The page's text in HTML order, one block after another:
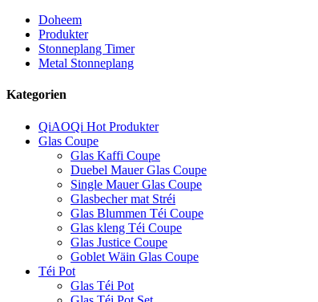
Doheem
Produkter
Stonneplang Timer
Metal Stonneplang
Kategorien
QiAOQi Hot Produkter
Glas Coupe
Glas Kaffi Coupe
Duebel Mauer Glas Coupe
Single Mauer Glas Coupe
Glasbecher mat Stréi
Glas Blummen Téi Coupe
Glas kleng Téi Coupe
Glas Justice Coupe
Goblet Wäin Glas Coupe
Téi Pot
Glas Téi Pot